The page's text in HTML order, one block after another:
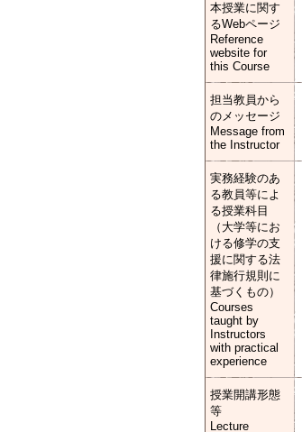
本授業に関す
るWebページ
Reference
website for
this Course
担当教員から
のメッセージ
Message from
the Instructor
実務経験のあ
る教員等によ
る授業科目
（大学等にお
ける修学の支
援に関する法
律施行規則に
基づくもの）
Courses
taught by
Instructors
with practical
experience
授業開講形態
等
Lecture